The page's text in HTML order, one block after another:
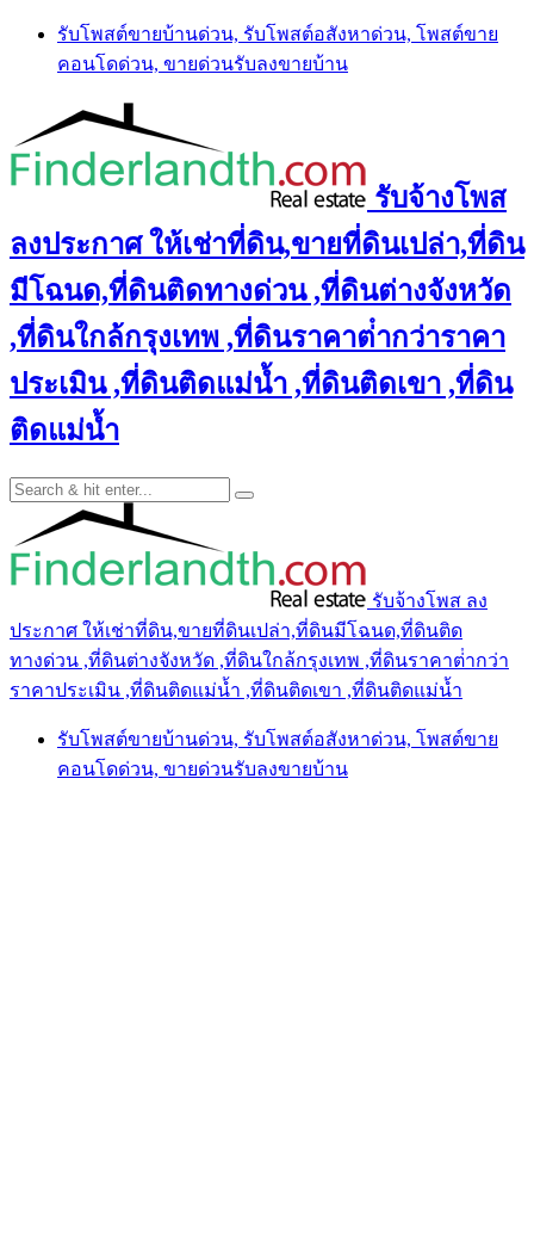
Skip
content
รับโพสต์ขายบ้านด่วน, รับโพสต์อสังหาด่วน, โพสต์ขาย
คอนโดด่วน, ขายด่วนรับลงขายบ้าน
รับจ้างโพส
ลงประกาศ ให้เช่าที่ดิน,ขายที่ดินเปล่า,ที่ดิน
มีโฉนด,ที่ดินติดทางด่วน ,ที่ดินต่างจังหวัด
,ที่ดินใกล้กรุงเทพ ,ที่ดินราคาต่ํากว่าราคา
ประเมิน ,ที่ดินติดแม่น้ำ ,ที่ดินติดเขา ,ที่ดิน
ติดแม่น้ำ
รับจ้างโพส ลง
ประกาศ ให้เช่าที่ดิน,ขายที่ดินเปล่า,ที่ดินมีโฉนด,ที่ดินติด
ทางด่วน ,ที่ดินต่างจังหวัด ,ที่ดินใกล้กรุงเทพ ,ที่ดินราคาต่ํากว่า
ราคาประเมิน ,ที่ดินติดแม่น้ำ ,ที่ดินติดเขา ,ที่ดินติดแม่น้ำ
รับโพสต์ขายบ้านด่วน, รับโพสต์อสังหาด่วน, โพสต์ขาย
คอนโดด่วน, ขายด่วนรับลงขายบ้าน